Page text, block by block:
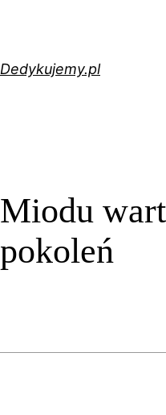
Dedykujemy.pl
Miodu
pokoleń